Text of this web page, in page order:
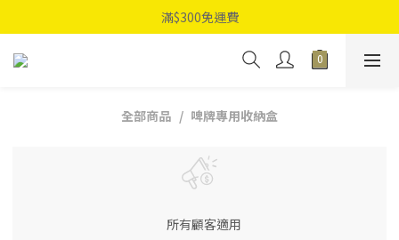
滿$300免運費
全部商品 啤牌專用收納盒
所有顧客適用